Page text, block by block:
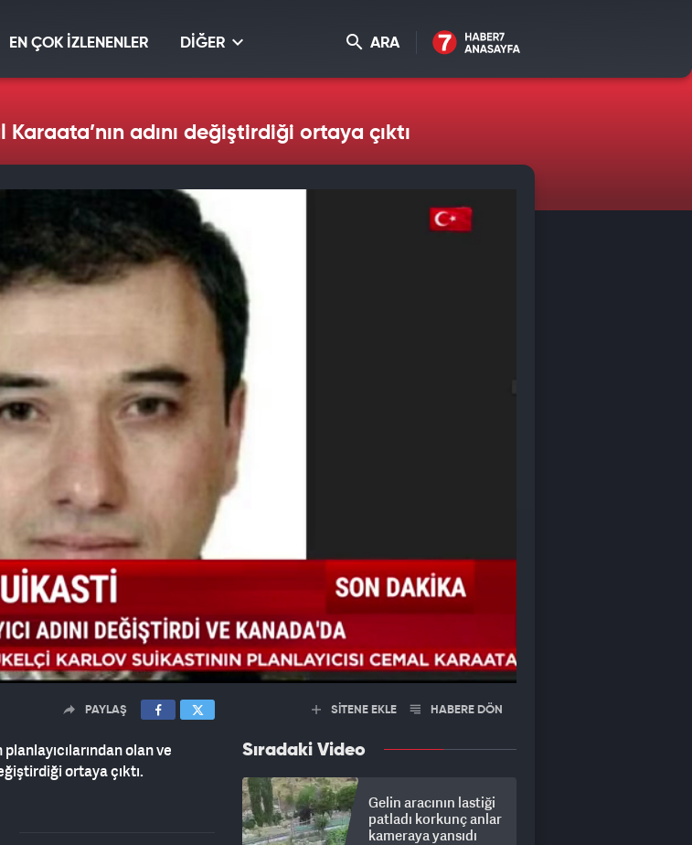
EN ÇOK İZLENENLER DİĞER ARA
adını değiştirdiği ortaya çıktı
PAYLAŞ
olan ve
ortaya çıktı.
SİTENE EKLE HABERE DÖN
Sıradaki Video
Gelin aracının lastiği
patladı korkunç anlar
kameraya yansıdı